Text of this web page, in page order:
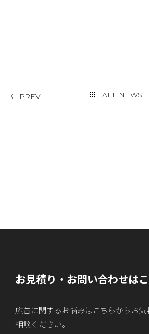
PREV ALL NEWS
お見積り・お問い合わせは
広告に関するお悩みはこちらからお気
相談ください。